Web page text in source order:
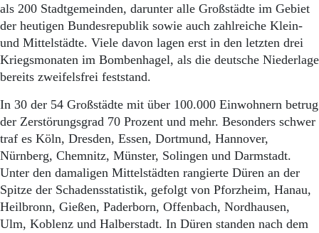
als 200 Stadtgemeinden, darunter alle Großstädte im Gebiet
der heutigen Bundesrepublik sowie auch zahlreiche Klein-
und Mittelstädte. Viele davon lagen erst in den letzten drei
Kriegsmonaten im Bombenhagel, als die deutsche Niederlage
bereits zweifelsfrei feststand.
In 30 der 54 Großstädte mit über 100.000 Einwohnern betrug
der Zerstörungsgrad 70 Prozent und mehr. Besonders schwer
traf es Köln, Dresden, Essen, Dortmund, Hannover,
Nürnberg, Chemnitz, Münster, Solingen und Darmstadt.
Unter den damaligen Mittelstädten rangierte Düren an der
Spitze der Schadensstatistik, gefolgt von Pforzheim, Hanau,
Heilbronn, Gießen, Paderborn, Offenbach, Nordhausen,
Ulm, Koblenz und Halberstadt. In Düren standen nach dem